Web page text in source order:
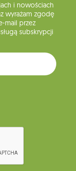
i nowościach
wyrażam zgodę
mail przez
subskrypcji